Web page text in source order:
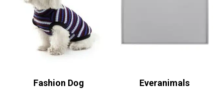
Fashion Dog
Everanimals